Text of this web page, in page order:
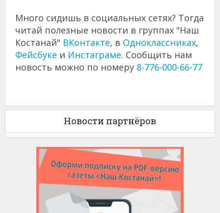
Много сидишь в социальных сетях? Тогда
читай полезные новости в группах "Наш
Костанай" ВКонтакте, в Одноклассниках,
Фейсбуке и Инстаграме. Сообщить нам
новость можно по номеру 8-776-000-66-77
Новости партнёров